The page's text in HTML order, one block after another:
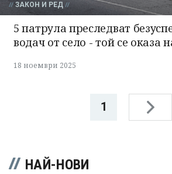
ЗАКОН И РЕД
5 патрула преследват
водач от село - той се оказа
18 ноември 2025
1
НАЙ-НОВИ